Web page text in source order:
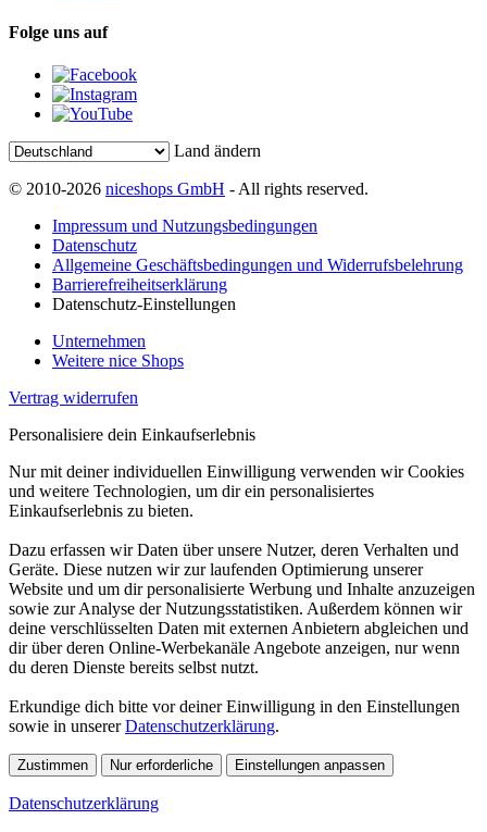
Folge uns auf
Land ändern
© 2010-2026 niceshops GmbH - All rights reserved.
Impressum und Nutzungsbedingungen
Datenschutz
Allgemeine Geschäftsbedingungen und Widerrufsbelehrung
Barrierefreiheitserklärung
Datenschutz-Einstellungen
Unternehmen
Weitere nice Shops
Vertrag widerrufen
Personalisiere dein Einkaufserlebnis
Nur mit deiner individuellen Einwilligung verwenden wir Cookies
und weitere Technologien, um dir ein personalisiertes
Einkaufserlebnis zu bieten.
Dazu erfassen wir Daten über unsere Nutzer, deren Verhalten und
Geräte. Diese nutzen wir zur laufenden Optimierung unserer
Website und um dir personalisierte Werbung und Inhalte anzuzeigen
sowie zur Analyse der Nutzungsstatistiken. Außerdem können wir
deine verschlüsselten Daten mit externen Anbietern abgleichen und
dir über deren Online-Werbekanäle Angebote anzeigen, nur wenn
du deren Dienste bereits selbst nutzt.
Erkundige dich bitte vor deiner Einwilligung in den Einstellungen
sowie in unsererDatenschutzerklärung.
Zustimmen Nur erforderliche Einstellungen anpassen
Datenschutzerklärung